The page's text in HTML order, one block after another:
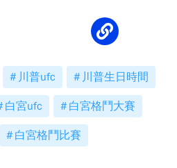
川普ufc 川普生日時間
白宮ufc 白宮格鬥大賽
白宮格鬥比賽